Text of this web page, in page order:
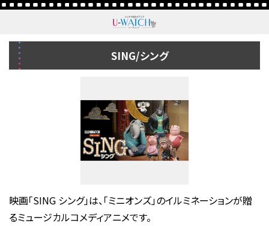
SING/シング
映画「SING シング」は、「ミニオンズ」のイルミネーションが贈
るミュージカルコメディアニメです。